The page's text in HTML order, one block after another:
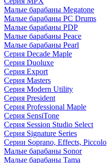
Малые барабаны Megatone
Малые барабаны PC Drums
Малые барабаны PDP
Малые барабаны Peace
Малые барабаны Pearl
Серия Decade Maple
Серия Duoluxe
Серия Export
Серия Masters
Серия Modern Utility
Серия President
Серия Professional Maple
Серия SensiTone
Серия Session Studio Select
Серия Signature Series
Серии Soprano, Effects, Piccolo
Малые барабаны Sonor
Малые барабаны Tama